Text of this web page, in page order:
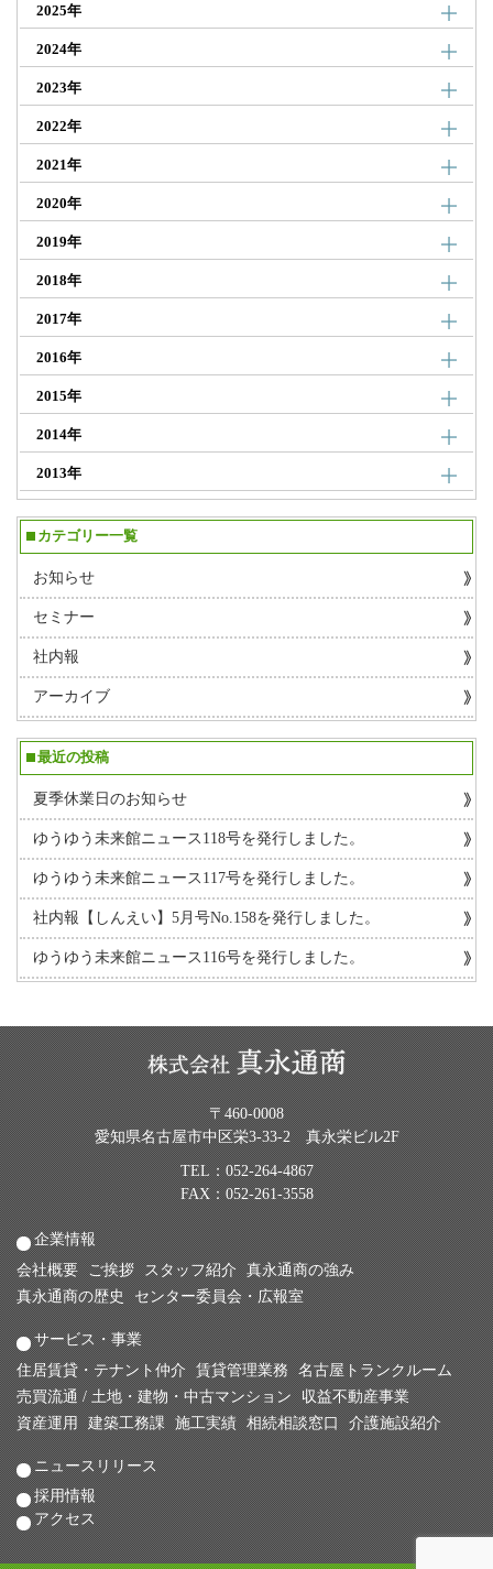
2025年
2024年
2023年
2022年
2021年
2020年
2019年
2018年
2017年
2016年
2015年
2014年
2013年
カテゴリー一覧
お知らせ
セミナー
社内報
アーカイブ
最近の投稿
夏季休業日のお知らせ
ゆうゆう未来館ニュース118号を発行しました。
ゆうゆう未来館ニュース117号を発行しました。
社内報【しんえい】5月号No.158を発行しました。
ゆうゆう未来館ニュース116号を発行しました。
〒460-0008
愛知県名古屋市中区栄3-33-2 真永栄ビル2F
TEL：052-264-4867
FAX：052-261-3558
企業情報
会社概要 ご挨拶 スタッフ紹介 真永通商の強み
真永通商の歴史 センター委員会・広報室
サービス・事業
住居賃貸・テナント仲介 賃貸管理業務 名古屋トランクルーム
売買流通 / 土地・建物・中古マンション 収益不動産事業
資産運用 建築工務課 施工実績 相続相談窓口 介護施設紹介
ニュースリリース
採用情報
アクセス